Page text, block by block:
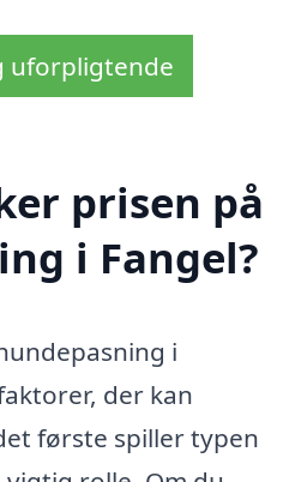
uforpligtende
prisen på
i Fangel?
i
der kan
første spiller typen